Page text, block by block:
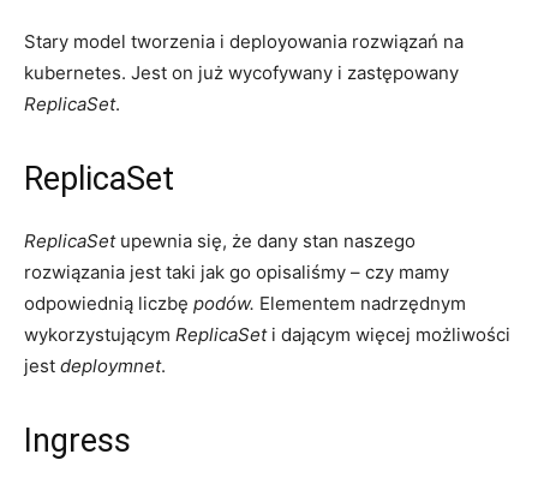
Stary model tworzenia i deployowania rozwiązań na
kubernetes. Jest on już wycofywany i zastępowany
ReplicaSet.
ReplicaSet
ReplicaSetupewnia się, że dany stan naszego
rozwiązania jest taki jak go opisaliśmy – czy mamy
odpowiednią liczbę podów. Elementem nadrzędnym
wykorzystującym ReplicaSeti dającym więcej możliwości
jest deploymnet.
Ingress